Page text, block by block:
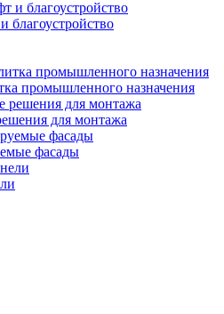
промышленного назначения
для монтажа
фасады